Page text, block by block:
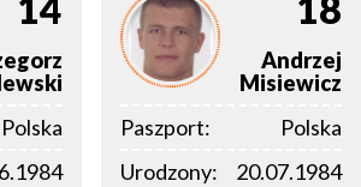
Polska
Andrzej
Misiewicz
Paszport:
Polska
Urodzony:
20.07.1984